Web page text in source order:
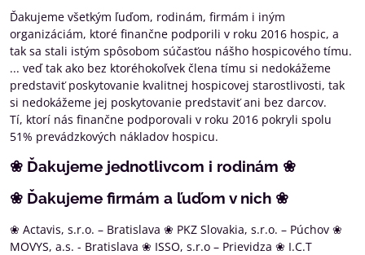
Ďakujeme všetkým ľuďom, rodinám, firmám i iným
organizáciám, ktoré finančne podporili v roku 2016 hospic, a
tak sa stali istým spôsobom súčasťou nášho hospicového tímu.
... veď tak ako bez ktoréhokoľvek člena tímu si nedokážeme
predstaviť poskytovanie kvalitnej hospicovej starostlivosti, tak
si nedokážeme jej poskytovanie predstaviť ani bez darcov.
Tí, ktorí nás finančne podporovali v roku 2016 pokryli spolu
51% prevádzkových nákladov hospicu.
❀ Ďakujeme jednotlivcom i rodinám ❀
❀ Ďakujeme firmám a ľuďom v nich ❀
❀ Actavis, s.r.o. – Bratislava ❀ PKZ Slovakia, s.r.o. – Púchov ❀
MOVYS, a.s. - Bratislava ❀ ISSO, s.r.o – Prievidza ❀ I.C.T